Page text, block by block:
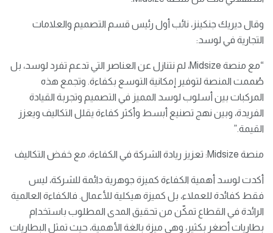
وقال ديريك جنكينز، نائب أول رئيس قسم التصميم والعلامات
التجارية في لوسد:
“مع منصة Midsize، لم نتنازل عن العناصر التي تدعم تفرد لوسد، بل
صُممت المنصة لتوفير إمكانية التوسع بكفاءة. وتجمع هذه
المركبات بين أسلوب لوسد المميز في التصميم وتجربة القيادة
الفريدة، وبين نهج تصنيع أبسط وأكثر كفاءة يقلل التكاليف ويعزز
القيمة.”
منصة Midsize: تعزيز ريادة الشركة في الكفاءة، مع خفض التكاليف
أكدت لوسد أهمية الكفاءة كميزة جوهرية دائمة للشركة، ليس
فقط كفائدة للعملاء، بل كميزة هيكلية للأعمال. فالكفاءة العالمية
الرائدة في القطاع تمكّن من تحقيق المدى المطلوب باستخدام
بطاريات أصغر بكثير، وهي ميزة بالغة الأهمية، حيث تمثل البطاريات